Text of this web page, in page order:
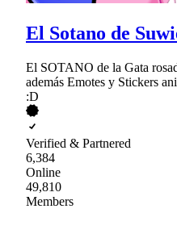
El Sotano de
El SOTANO de la Gata
además Emotes y Stickers
:D
Verified & Partnered
6,384
Online
49,810
Members